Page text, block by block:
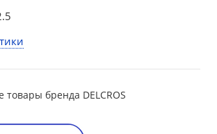
товары бренда DELCROS